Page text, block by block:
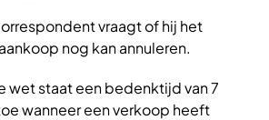
vraagt of hij het
nog kan annuleren.
wet staat een bedenktijd van7
wanneer een verkoop heeft